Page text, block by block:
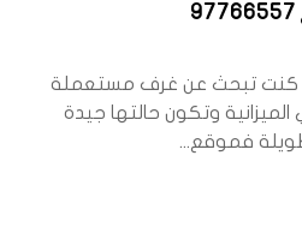
كنت تبحث عن غرف مستعملة
وتكون حالتها جيدة
فموقع...